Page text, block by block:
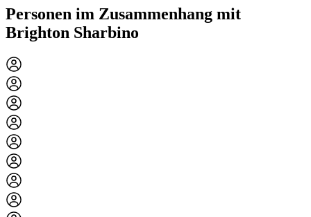
Personen im Zusammenhang mit
Brighton Sharbino